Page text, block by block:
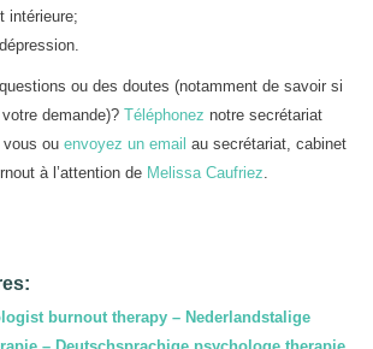
intérieure;
ou des doutes (notamment de savoir si
demande)? Téléphonez notre secrétariat
vous ou envoyez un email au secrétariat, cabinet
à l’attention de Melissa Caufriez
burnout therapy – Nederlandstalige